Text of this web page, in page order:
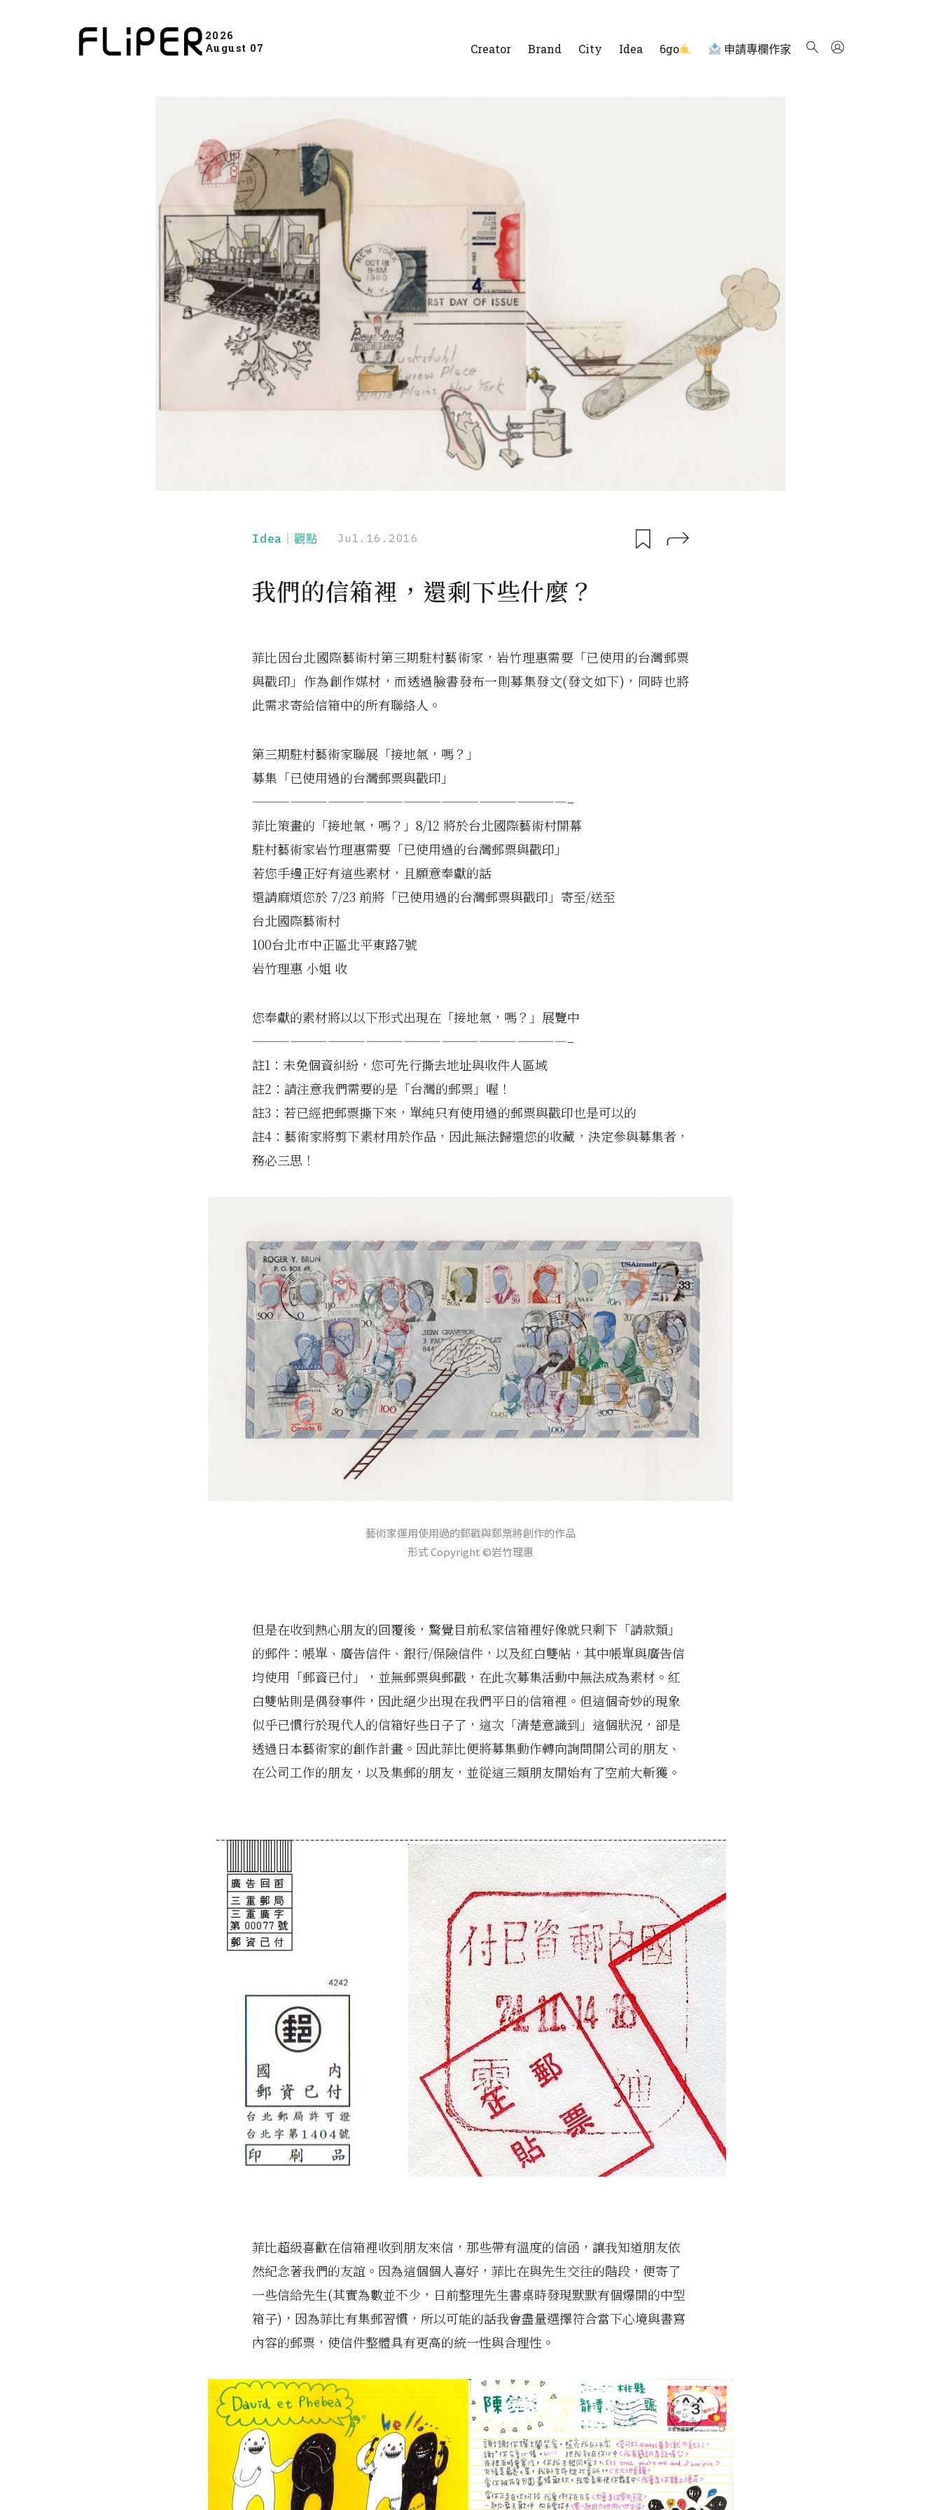
2026
August 07
Creator Brand City Idea 6go 申請專欄作家
Idea｜觀點 Jul.16.2016
我們的信箱裡，還剩下些什麼？
菲比因台北國際藝術村第三期駐村藝術家，岩竹理惠需要「已使用的台灣郵票
與戳印」作為創作媒材，而透過臉書發布一則募集發文(發文如下)，同時也將
此需求寄給信箱中的所有聯絡人。
第三期駐村藝術家聯展「接地氣，嗎？」
募集「已使用過的台灣郵票與戳印」
—————————————————————————–
菲比策畫的「接地氣，嗎？」8/12 將於台北國際藝術村開幕
駐村藝術家岩竹理惠需要「已使用過的台灣郵票與戳印」
若您手邊正好有這些素材，且願意奉獻的話
還請麻煩您於 7/23 前將「已使用過的台灣郵票與戳印」寄至/送至
台北國際藝術村
100台北市中正區北平東路7號
岩竹理惠 小姐 收
您奉獻的素材將以以下形式出現在「接地氣，嗎？」展覽中
—————————————————————————–
註1：未免個資糾紛，您可先行撕去地址與收件人區域
註2：請注意我們需要的是「台灣的郵票」喔！
註3：若已經把郵票撕下來，單純只有使用過的郵票與戳印也是可以的
註4：藝術家將剪下素材用於作品，因此無法歸還您的收藏，決定參與募集者，
務必三思！
藝術家運用使用過的郵戳與郵票將創作的作品
形式 Copyright ©岩竹理惠
但是在收到熱心朋友的回覆後，驚覺目前私家信箱裡好像就只剩下「請款類」
的郵件：帳單、廣告信件、銀行/保險信件，以及紅白雙帖，其中帳單與廣告信
均使用「郵資已付」，並無郵票與郵戳，在此次募集活動中無法成為素材。紅
白雙帖則是偶發事件，因此絕少出現在我們平日的信箱裡。但這個奇妙的現象
似乎已慣行於現代人的信箱好些日子了，這次「清楚意識到」這個狀況，卻是
透過日本藝術家的創作計畫。因此菲比便將募集動作轉向詢問開公司的朋友、
在公司工作的朋友，以及集郵的朋友，並從這三類朋友開始有了空前大斬獲。
菲比超級喜歡在信箱裡收到朋友來信，那些帶有溫度的信函，讓我知道朋友依
然紀念著我們的友誼。因為這個個人喜好，菲比在與先生交往的階段，便寄了
一些信給先生(其實為數並不少，日前整理先生書桌時發現默默有個爆開的中型
箱子)，因為菲比有集郵習慣，所以可能的話我會盡量選擇符合當下心境與書寫
內容的郵票，使信件整體具有更高的統一性與合理性。